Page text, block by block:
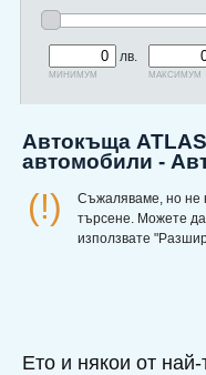
лв.
минимум
максимум
Автокъща
автомобили -
(!)
Съжаляваме, но не
търсене. Можете
използвате
Ето и някои от